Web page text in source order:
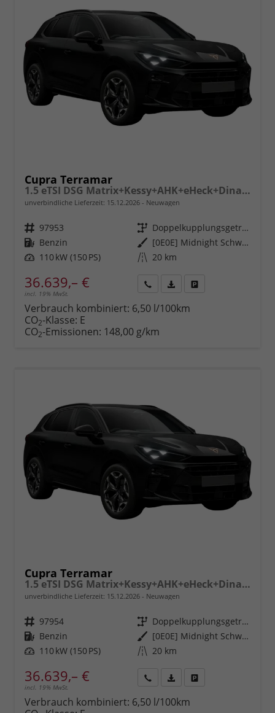
Cupra Terramar
1.5 eTSI DSG Matrix+Kessy+AHK+eHeck+Dinamica+CarPlay+eHeck+GV5
unverbindliche Lieferzeit: 15.12.2026 Neuwagen
Fahrzeugnr. 97953 Getriebe
Doppelkupplungsgetriebe (DSG)
Kraftstoff Benzin Außenfarbe
[0E0E] Midnight Schwarz Metallic
Leistung 110 kW (150 PS) Kilometerstand 20 km
36.639,– €
incl. 19% MwSt.
anfordern
Datei,
Verbrauch kombiniert: 6,50 l/100km
CO2-Klasse: E
CO2-Emissionen: 148,00 g/km
Cupra Terramar
1.5 eTSI DSG Matrix+Kessy+AHK+eHeck+Dinamica+CarPlay+eHeck+GV5
unverbindliche Lieferzeit: 15.12.2026 Neuwagen
Fahrzeugnr. 97954 Getriebe
Doppelkupplungsgetriebe (DSG)
Kraftstoff Benzin Außenfarbe
[0E0E] Midnight Schwarz Metallic
Leistung 110 kW (150 PS) Kilometerstand 20 km
36.639,– €
incl. 19% MwSt.
anfordern
Datei,
Verbrauch kombiniert: 6,50 l/100km